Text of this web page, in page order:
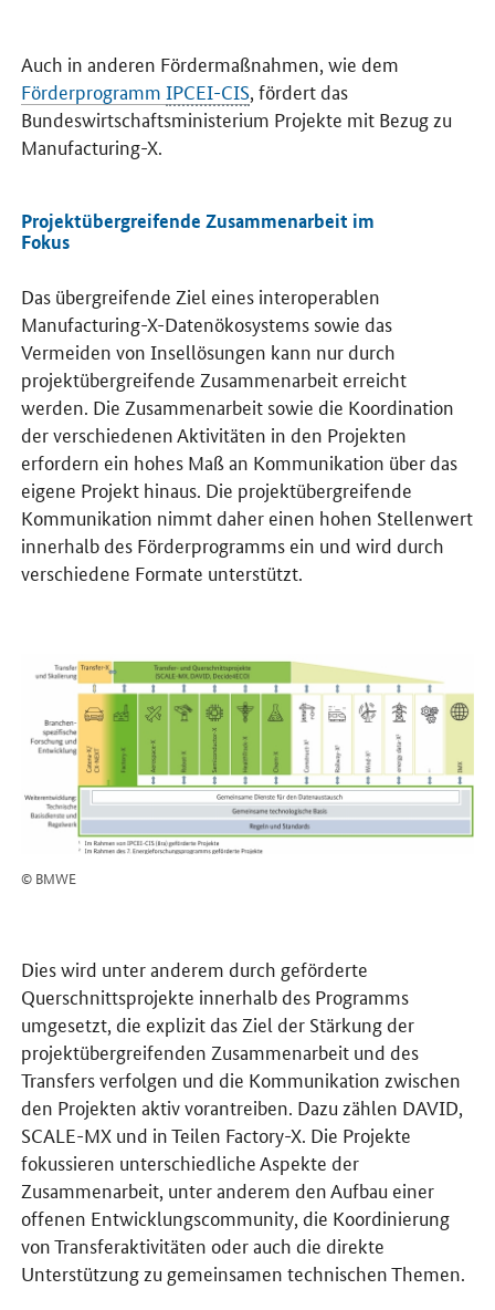
Projektübergreifende Zusammenarbeit im
Auch in anderen Fördermaßnahmen, wie dem
FörderprogrammIPCEI-CIS , fördert das
Bundeswirtschaftsministerium Projekte mit Bezug zu
Manufacturing-X
Projektübergreifende Zusammenarbeit im
Fokus
Das übergreifende Ziel eines interoperablen
Manufacturing-X-Datenökosystems sowie das
Vermeiden von Insellösungen kann nur durch
projektübergreifende Zusammenarbeit erreicht
werden. Die Zusammenarbeit sowie die Koordination
der verschiedenen Aktivitäten in den Projekten
erfordern ein hohes Maß an Kommunikation über das
eigene Projekt hinaus. Die projektübergreifende
Kommunikation nimmt daher einen hohen Stellenwert
innerhalb des Förderprogramms ein und wird durch
verschiedene Formate unterstützt.
© BMWE
Dies wird unter anderem durch geförderte
Querschnittsprojekte innerhalb des Programms
umgesetzt, die explizit das Ziel der Stärkung der
projektübergreifenden Zusammenarbeit und des
Transfers verfolgen und die Kommunikation zwischen
den Projekten aktiv vorantreiben. Dazu zählen DAVID,
SCALE-MX und in Teilen Factory-X. Die Projekte
fokussieren unterschiedliche Aspekte der
Zusammenarbeit, unter anderem den Aufbau einer
offenen Entwicklungscommunity, die Koordinierung
von Transferaktivitäten oder auch die direkte
Unterstützung zu gemeinsamen technischen Themen.